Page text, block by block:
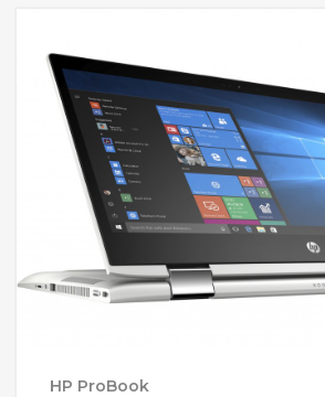
HP ProBook